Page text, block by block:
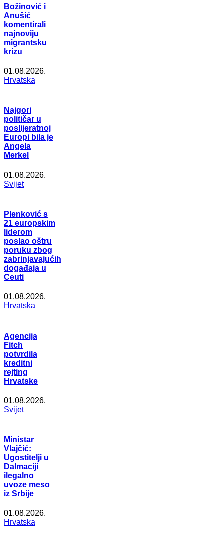
Božinović i
Anušić
komentirali
najnoviju
migrantsku
krizu
01.08.2026.
Hrvatska
Najgori
političar u
poslijeratnoj
Europi bila je
Angela
Merkel
01.08.2026.
Svijet
Plenković s
21 europskim
liderom
poslao oštru
poruku zbog
zabrinjavajućih
događaja u
Ceuti
01.08.2026.
Hrvatska
Agencija
Fitch
potvrdila
kreditni
rejting
Hrvatske
01.08.2026.
Svijet
Ministar
Vlajčić:
Ugostitelji u
Dalmaciji
ilegalno
uvoze meso
iz Srbije
01.08.2026.
Hrvatska